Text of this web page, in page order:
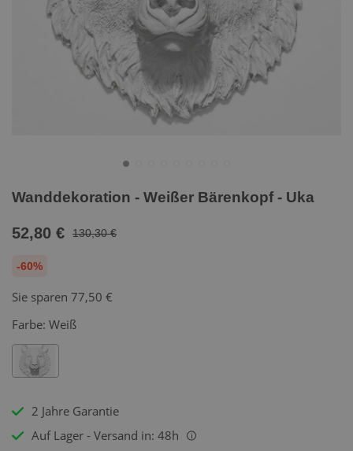
Wanddekoration - Weißer Bärenkopf - Uka
52,80 € 130,30 €
-60%
Sie sparen 77,50 €
Farbe: Weiß
2 Jahre Garantie
Auf Lager - Versand in: 48h
i